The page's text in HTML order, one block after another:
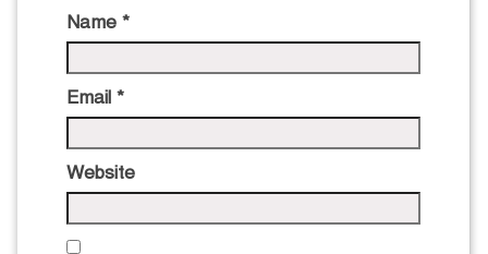
Name *
Email *
Website